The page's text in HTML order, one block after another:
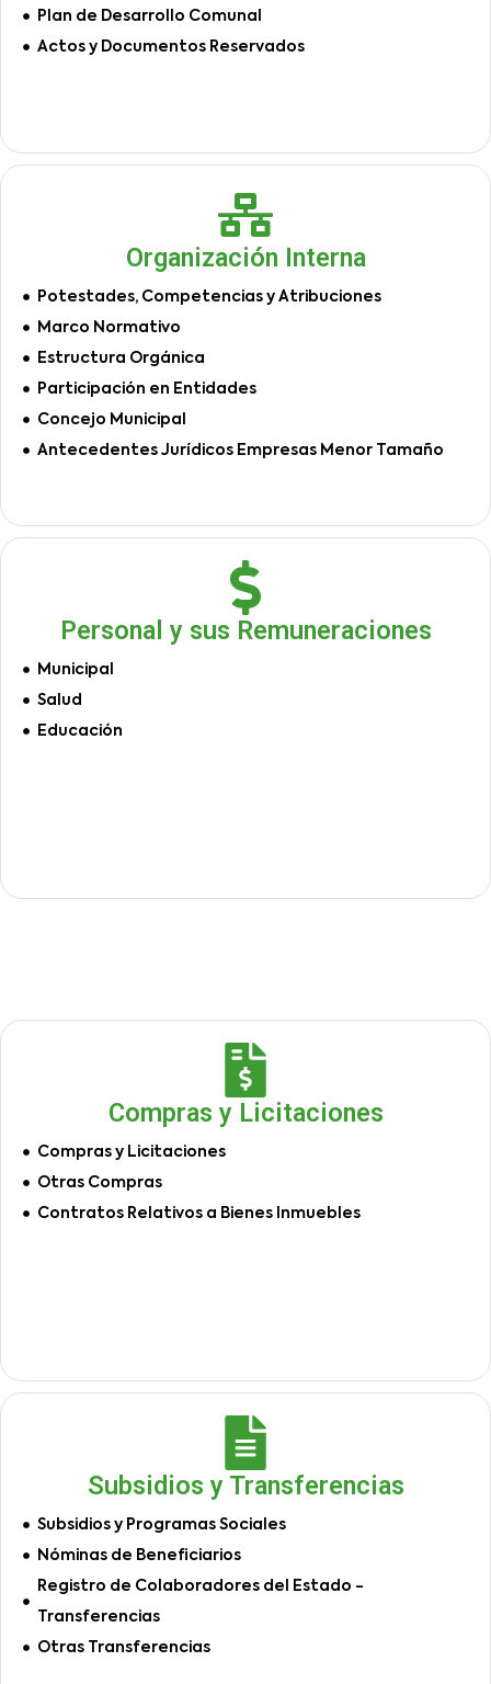
Plan de Desarrollo Comunal
Actos y Documentos Reservados
Organización Interna
Potestades, Competencias y Atribuciones
Marco Normativo
Estructura Orgánica
Participación en Entidades
Concejo Municipal
Antecedentes Jurídicos Empresas Menor Tamaño
Personal y sus Remuneraciones
Municipal
Salud
Educación
Compras y Licitaciones
Compras y Licitaciones
Otras Compras
Contratos Relativos a Bienes Inmuebles
Subsidios y Transferencias
Subsidios y Programas Sociales
Nóminas de Beneficiarios
Registro de Colaboradores del Estado -
Transferencias
Otras Transferencias